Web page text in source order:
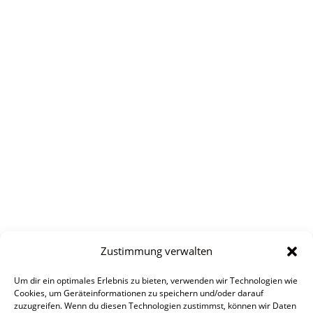
Zustimmung verwalten
Um dir ein optimales Erlebnis zu bieten, verwenden wir Technologien wie
Cookies, um Geräteinformationen zu speichern und/oder darauf
zuzugreifen. Wenn du diesen Technologien zustimmst, können wir Daten